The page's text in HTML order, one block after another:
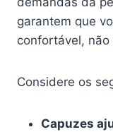
garantem que
confortável,
Considere os
Capuzes